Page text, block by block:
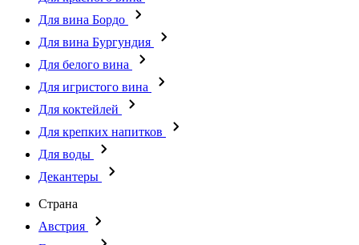
Для вина Бордо
Для вина Бургундия
Для белого вина
Для игристого вина
Для коктейлей
Для крепких напитков
Для воды
Декантеры
Страна
Австрия